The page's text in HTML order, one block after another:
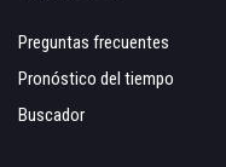
Preguntas frecuentes
Pronóstico del tiempo
Buscador